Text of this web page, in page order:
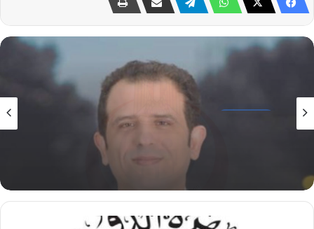
خبير أمراض روماتيزم يوضح مالا تعرفه عن أسرار